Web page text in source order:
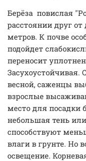
Берёза повислая
расстоянии друг
метров. К почве
подойдет
переносит
Засухоустойчивая.
весной, саженцы
взрослые
место для посадки
небольшая тень
способствуют
влаги в грунте. Но
освещение.